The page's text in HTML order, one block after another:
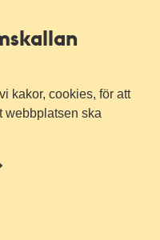
kakor, cookies, för att
webbplatsen ska